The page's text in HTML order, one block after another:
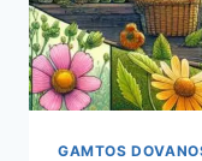
GAMTOS